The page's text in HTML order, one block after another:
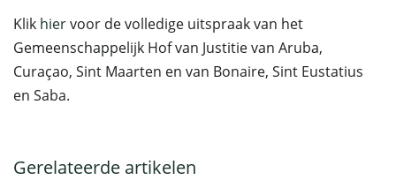
Klik hiervoor de volledige uitspraak van het
Gemeenschappelijk Hof van Justitie van Aruba,
Curaçao, Sint Maarten en van Bonaire, Sint Eustatius
en Saba.
Gerelateerde artikelen